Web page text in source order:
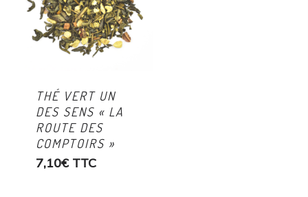
THÉ VERT UN
DES SENS « LA
ROUTE DES
COMPTOIRS »
7,10€ TTC